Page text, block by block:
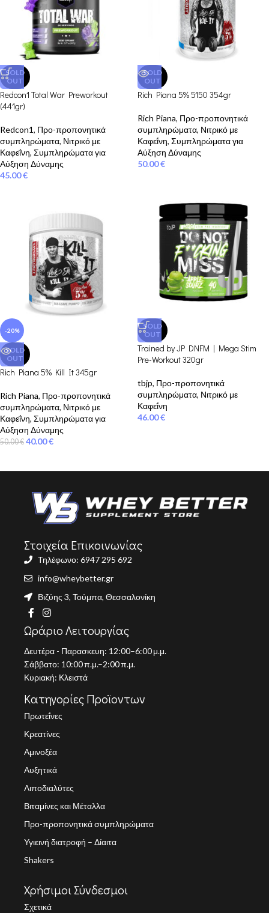
SOLD
OUT
Redcon1 Total War Preworkout
(441gr)
Redcon1, Προ-προπονητικά
συμπληρώματα, Νιτρικό με
Καφεΐνη, Συμπληρώματα για
Αύξηση Δύναμης
45.00€
SOLD
OUT
Rich Piana 5% 5150 354gr
Rich Piana, Προ-προπονητικά
συμπληρώματα, Νιτρικό με
Καφεΐνη, Συμπληρώματα για
Αύξηση Δύναμης
50.00€
-20%
SOLD
OUT
Rich Piana 5% Kill It 345gr
Rich Piana, Προ-προπονητικά
συμπληρώματα, Νιτρικό με
Καφεΐνη, Συμπληρώματα για
Αύξηση Δύναμης
50.00€ 40.00€
SOLD
OUT
Trained by JP DNFM | Mega Stim
Pre-Workout 320gr
tbjp, Προ-προπονητικά
συμπληρώματα, Νιτρικό με
Καφεΐνη
46.00€
Στοιχεία Επικοινωνίας
Τηλέφωνο: 6947 295 692
info@wheybetter.gr
Βιζύης 3, Τούμπα, Θεσσαλονίκη
Ωράριο Λειτουργίας
Δευτέρα - Παρασκευη: 12:00–6:00 μ.μ.
Σάββατο: 10:00 π.μ.–2:00 π.μ.
Κυριακή: Κλειστά
Κατηγορίες Προϊοντων
Πρωτεΐνες
Κρεατίνες
Αμινοξέα
Αυξητικά
Λιποδιαλύτες
Βιταμίνες και Μέταλλα
Προ-προπονητικά συμπληρώματα
Υγιεινή διατροφή – Δίαιτα
Shakers
Χρήσιμοι Σύνδεσμοι
Σχετικά